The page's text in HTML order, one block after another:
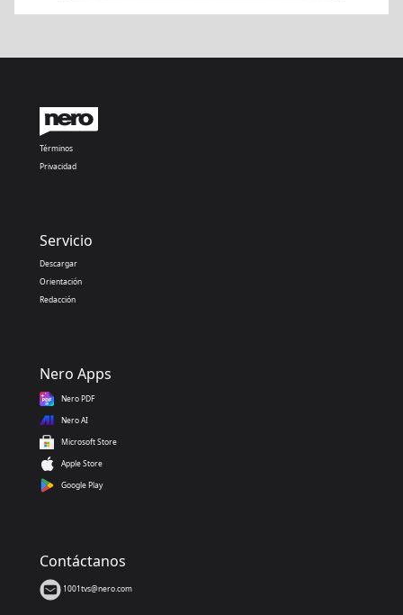
Términos
Privacidad
Servicio
Descargar
Orientación
Redacción
Nero Apps
Nero PDF
Nero AI
Microsoft Store
Apple Store
Google Play
Contáctanos
1001tvs@nero.com